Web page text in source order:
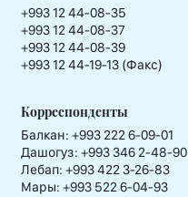
+993 12 44-08-35
+993 12 44-08-37
+993 12 44-08-39
+993 12 44-19-13 (Факс)
Корреспонденты
Балкан: +993 222 6-09-01
Дашогуз: +993 346 2-48-90
Лебап: +993 422 3-26-83
Мары: +993 522 6-04-93